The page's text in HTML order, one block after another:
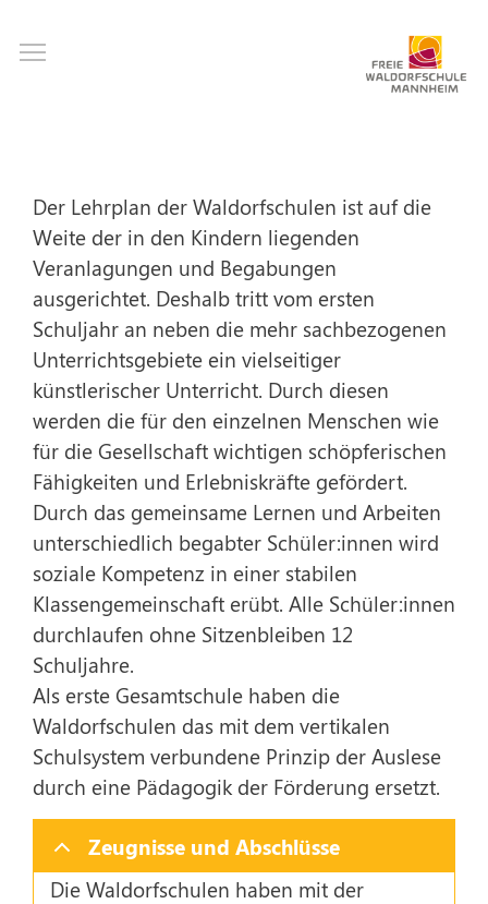
Der Lehrplan der Waldorfschulen ist auf die
Weite der in den Kindern liegenden
Veranlagungen und Begabungen
ausgerichtet. Deshalb tritt vom ersten
Schuljahr an neben die mehr sachbezogenen
Unterrichtsgebiete ein vielseitiger
künstlerischer Unterricht. Durch diesen
werden die für den einzelnen Menschen wie
für die Gesellschaft wichtigen schöpferischen
Fähigkeiten und Erlebniskräfte gefördert.
Durch das gemeinsame Lernen und Arbeiten
unterschiedlich begabter Schüler:innen wird
soziale Kompetenz in einer stabilen
Klassengemeinschaft erübt. Alle Schüler:innen
durchlaufen ohne Sitzenbleiben 12
Schuljahre.
Als erste Gesamtschule haben die
Waldorfschulen das mit dem vertikalen
Schulsystem verbundene Prinzip der Auslese
durch eine Pädagogik der Förderung ersetzt.
Zeugnisse und Abschlüsse
Die Waldorfschulen haben mit der